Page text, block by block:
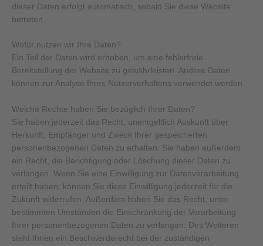
dieser Daten erfolgt automatisch, sobald Sie diese Website
betreten.
Wofür nutzen wir Ihre Daten?
Ein Teil der Daten wird erhoben, um eine fehlerfreie
Bereitstellung der Website zu gewährleisten. Andere Daten
können zur Analyse Ihres Nutzerverhaltens verwendet werden.
Welche Rechte haben Sie bezüglich Ihrer Daten?
Sie haben jederzeit das Recht, unentgeltlich Auskunft über
Herkunft, Empfänger und Zweck Ihrer gespeicherten
personenbezogenen Daten zu erhalten. Sie haben außerdem
ein Recht, die Berichtigung oder Löschung dieser Daten zu
verlangen. Wenn Sie eine Einwilligung zur Datenverarbeitung
erteilt haben, können Sie diese Einwilligung jederzeit für die
Zukunft widerrufen. Außerdem haben Sie das Recht, unter
bestimmten Umständen die Einschränkung der Verarbeitung
Ihrer personenbezogenen Daten zu verlangen. Des Weiteren
steht Ihnen ein Beschwerderecht bei der zuständigen